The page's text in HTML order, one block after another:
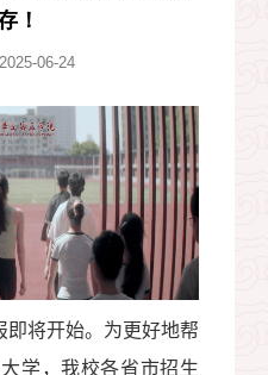
！
06-24
即将开始。为更好地帮
学，我校各省市招生